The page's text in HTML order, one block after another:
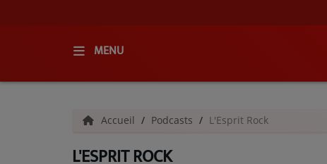
MENU
QUI SOMMES-NOUS ?
Accueil Podcasts L'Esprit Rock
L'ESPRIT ROCK